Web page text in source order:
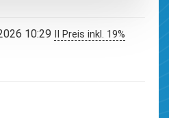
10:29
II Preis inkl. 19%